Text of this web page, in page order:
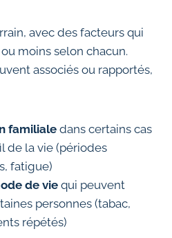
avec des facteurs qui
moins selon chacun.
associés ou rapportés,
familialedans certains cas
de la vie (périodes
fatigue)
de viequi peuvent
personnes (tabac,
répétés)